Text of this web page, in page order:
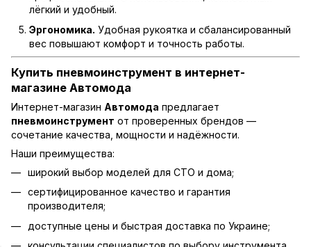
лёгкий и удобный.
Эргономика. Удобная рукоятка и сбалансированный
вес повышают комфорт и точность работы.
Купить пневмоинструмент в интернет-
магазине Автомода
Интернет-магазин Автомода предлагает
пневмоинструмент от проверенных брендов —
сочетание качества, мощности и надёжности.
Наши преимущества:
широкий выбор моделей для СТО и дома;
сертифицированное качество и гарантия
производителя;
доступные цены и быстрая доставка по Украине;